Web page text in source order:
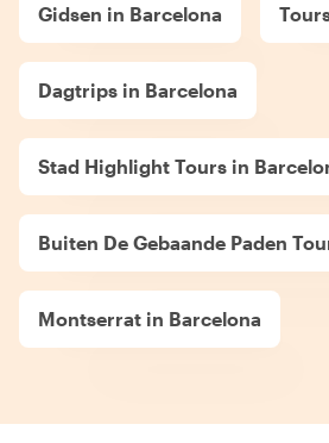
Gidsen in Barcelona
Dagtrips in Barcelona
Stad Highlight Tours in
Buiten De Gebaande Paden
Montserrat in Barcelona